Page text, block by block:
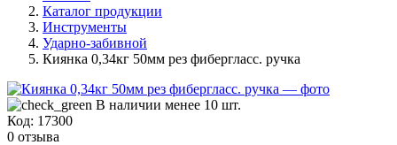
Каталог продукции
Инструменты
Ударно-забивной
Киянка 0,34кг 50мм рез фибергласс. ручка
В наличии менее 10 шт.
Код: 17300
0 отзыва